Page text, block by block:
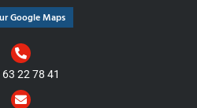
Google Maps
22 78 41